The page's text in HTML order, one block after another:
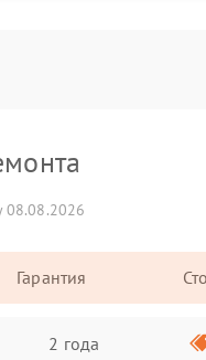
08.08.2026
Гарантия
2 года